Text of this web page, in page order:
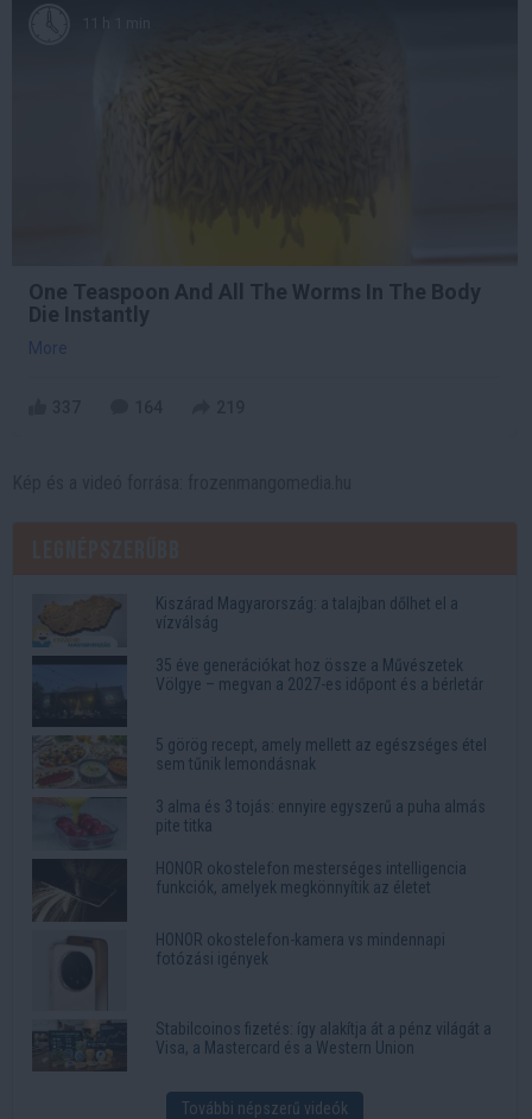
One Teaspoon And All The Worms In The Body
Die Instantly
More
Kiszárad Magyarország: a talajban dőlhet el a
vízválság
35 éve generációkat hoz össze a Művészetek
Völgye – megvan a 2027-es időpont és a bérletár
5 görög recept, amely mellett az egészséges étel
sem tűnik lemondásnak
3 alma és 3 tojás: ennyire egyszerű a puha almás
pite titka
HONOR okostelefon mesterséges intelligencia
funkciók, amelyek megkönnyítik az életet
HONOR okostelefon-kamera vs mindennapi
fotózási igények
Stabilcoinos fizetés: így alakítja át a pénz világát a
Visa, a Mastercard és a Western Union
További népszerű videók